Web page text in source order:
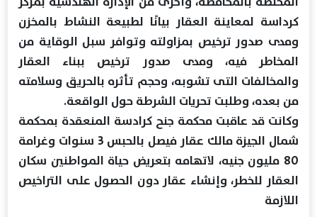
كرداسة لمعاينة العقار بيانًا لطبيعة النشاط بالمخزن
ومدى صدور ترخيص بمزاولته وتوافر سبل الوقاية من
المخاطر فيه، ومدى صدور ترخيص ببناء العقار
والمخالفات التى تشوبه، وحجم تأثره بالحريق وسلامته
من بعده، وطلبت تحريات الشرطة حول الواقعة.
وكانت قد عاقبت محكمة جنح كرادسة المنعقدة بمحكمة
شمال الجيزة مالك عقار فيصل بالحبس 3 سنوات وغرامة
80 مليون جنيه، لاتهامه بتعريض حياة المواطنين سكان
العقار للخطر، وإنشاء عقار دون الحصول على التراخيص
اللازمة